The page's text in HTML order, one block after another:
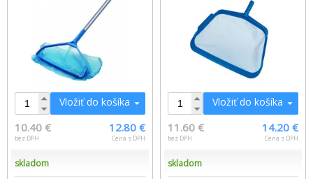
Vložiť do košíka
10.40 €
bez DPH
12.80 €
Cena s DPH
skladom
Vložiť do košíka
11.60 €
bez DPH
14.20 €
Cena s DPH
skladom